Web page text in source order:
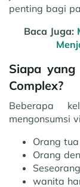
penting bagi
Baca Juga:
Siapa
Complex?
Beberapa
mengonsumsi
Orang tua
Orang
wanita